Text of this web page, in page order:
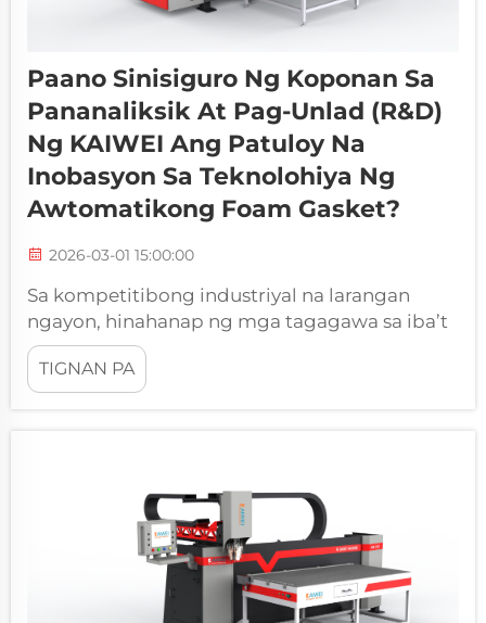
Paano Sinisiguro Ng Koponan Sa
Pananaliksik At Pag-Unlad (R&D)
Ng KAIWEI Ang Patuloy Na
Inobasyon Sa Teknolohiya Ng
Awtomatikong Foam Gasket?
2026-03-01 15:00:00
Sa kompetitibong industriyal na larangan
ngayon, hinahanap ng mga tagagawa sa iba’t
ibang sektor ang kahusayan,
pagkamaaasahan, at kahusayan sa kanilang
mga solusyon sa pagse-seal. Ang
TIGNAN PA